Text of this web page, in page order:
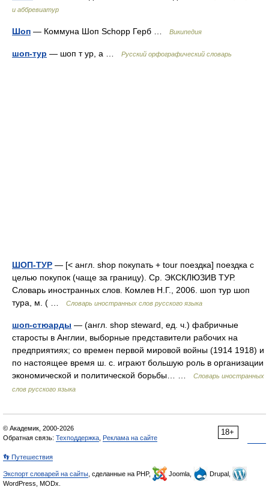
и аббревиатур
Шоп — Коммуна Шоп Schopp Герб … Википедия
шоп-тур — шоп т ур, а … Русский орфографический словарь
ШОП-ТУР — [< англ. shop покупать + tour поездка] поездка с
целью покупок (чаще за границу). Ср. ЭКСКЛЮЗИВ ТУР.
Словарь иностранных слов. Комлев Н.Г., 2006. шоп тур шоп
тура, м. ( …
Словарь иностранных слов русского языка
шоп-стюарды — (англ. shop steward, ед. ч.) фабричные
старосты в Англии, выборные представители рабочих на
предприятиях; со времен первой мировой войны (1914 1918) и
по настоящее время ш. с. играют большую роль в организации
экономической и политической борьбы… …
Словарь иностранных
слов русского языка
18+
© Академик, 2000-2026
Обратная связь: Техподдержка Реклама на сайте
👣 Путешествия
Экспорт словарей на сайты , сделанные на PHP, Joomla,
Drupal,
WordPress, MODx.